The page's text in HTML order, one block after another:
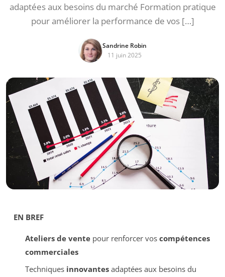
adaptées aux besoins du marché Formation pratique
pour améliorer la performance de vos […]
Sandrine Robin
11 juin 2025
EN BREF
Ateliers de ventepour renforcer vos compétences
commerciales
Techniques innovantesadaptées aux besoins du